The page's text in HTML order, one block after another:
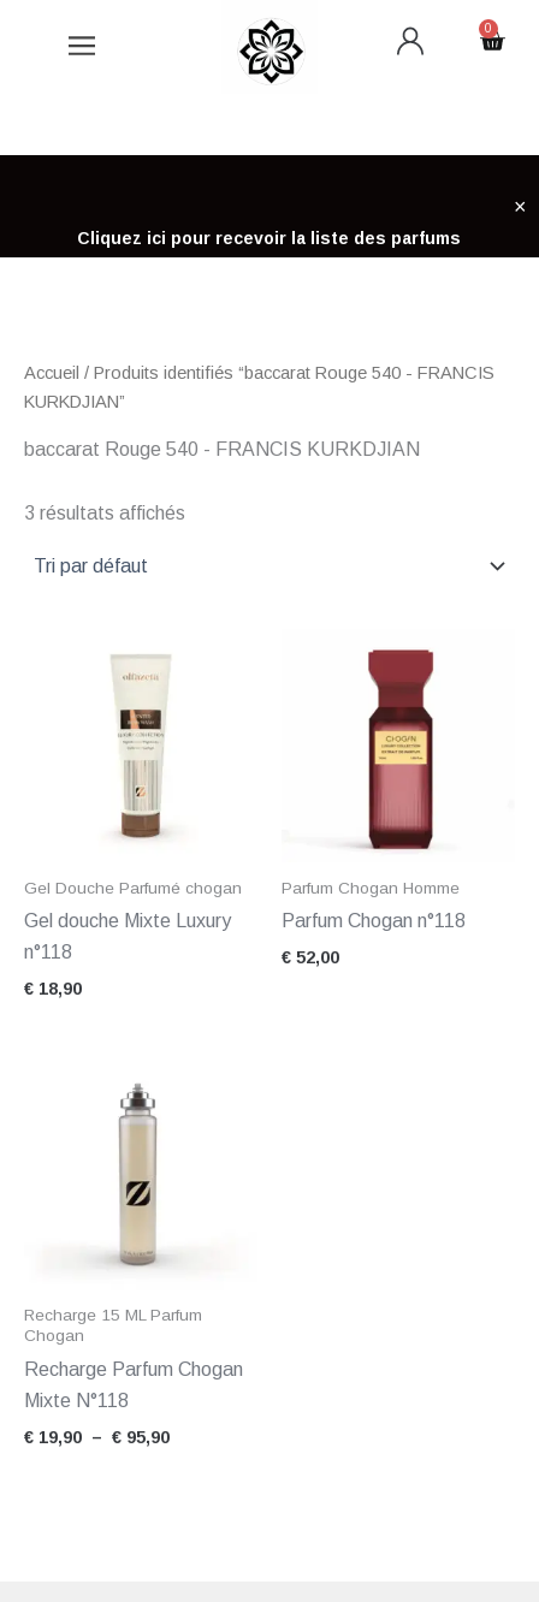
0
Cart
Cliquez ici pour recevoir la liste des parfums
×
Accueil / Produits identifiés “baccarat Rouge 540 - FRANCIS
KURKDJIAN”
baccarat Rouge 540 - FRANCIS KURKDJIAN
3 résultats affichés
Gel Douche Parfumé chogan
Gel douche Mixte Luxury
n°118
€ 18,90
Parfum Chogan Homme
Parfum Chogan n°118
€ 52,00
Recharge 15 ML Parfum
Chogan
Recharge Parfum Chogan
Mixte N°118
€ 19,90 – € 95,90